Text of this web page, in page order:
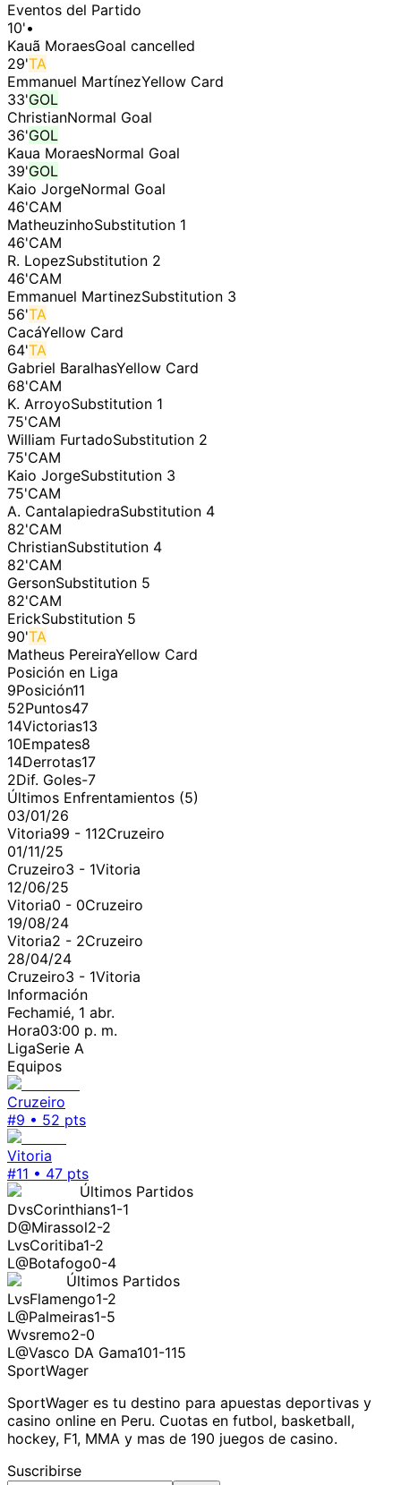
Eventos del Partido
10'•
Kauã MoraesGoal cancelled
29'TA
Emmanuel MartínezYellow Card
33'GOL
ChristianNormal Goal
36'GOL
Kaua MoraesNormal Goal
39'GOL
Kaio JorgeNormal Goal
46'CAM
MatheuzinhoSubstitution 1
46'CAM
R. LopezSubstitution 2
46'CAM
Emmanuel MartinezSubstitution 3
56'TA
CacáYellow Card
64'TA
Gabriel BaralhasYellow Card
68'CAM
K. ArroyoSubstitution 1
75'CAM
William FurtadoSubstitution 2
75'CAM
Kaio JorgeSubstitution 3
75'CAM
A. CantalapiedraSubstitution 4
82'CAM
ChristianSubstitution 4
82'CAM
GersonSubstitution 5
82'CAM
ErickSubstitution 5
90'TA
Matheus PereiraYellow Card
Posición en Liga
9Posición11
52Puntos47
14Victorias13
10Empates8
14Derrotas17
2Dif. Goles-7
Últimos Enfrentamientos (5)
03/01/26
Vitoria99 - 112Cruzeiro
01/11/25
Cruzeiro3 - 1Vitoria
12/06/25
Vitoria0 - 0Cruzeiro
19/08/24
Vitoria2 - 2Cruzeiro
28/04/24
Cruzeiro3 - 1Vitoria
Información
Fechamié, 1 abr.
Hora03:00 p. m.
LigaSerie A
Equipos
Cruzeiro
#9 • 52 pts
Vitoria
#11 • 47 pts
Últimos Partidos
DvsCorinthians1-1
D@Mirassol2-2
LvsCoritiba1-2
L@Botafogo0-4
Últimos Partidos
LvsFlamengo1-2
L@Palmeiras1-5
Wvsremo2-0
L@Vasco DA Gama101-115
SportWager
SportWager es tu destino para apuestas deportivas y
casino online en Peru. Cuotas en futbol, basketball,
hockey, F1, MMA y mas de 190 juegos de casino.
Suscribirse